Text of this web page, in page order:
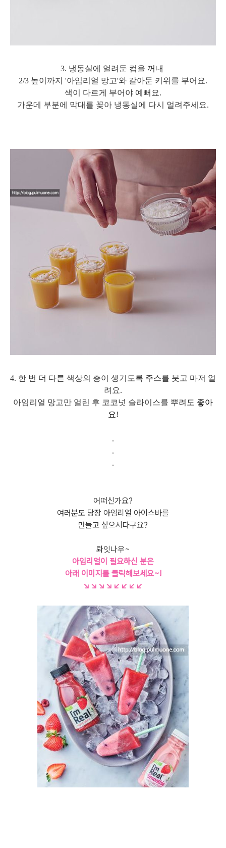
3. 냉동실에 얼려둔 컵을 꺼내
2/3 높이까지 '아임리얼 망고'와 갈아둔 키위를 부어요.
색이 다르게 부어야 예뻐요.
가운데 부분에 막대를 꽂아 냉동실에 다시 얼려주세요.
4. 한 번 더 다른 색상의 층이 생기도록 주스를 붓고 마저 얼
려요.
아임리얼 망고만 얼린 후 코코넛 슬라이스를 뿌려도 좋아
요!
.
.
.
어떠신가요?
여러분도 당장 아임리얼 아이스바를
만들고 싶으시다구요?
롸잇나우~
아임리얼이 필요하신 분은
아래 이미지를 클릭해보세요~!
↘↘↘↘↙↙↙↙